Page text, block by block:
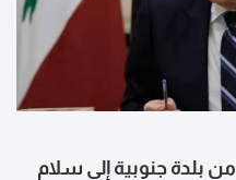
من بلدة جنوبية إلى سلام